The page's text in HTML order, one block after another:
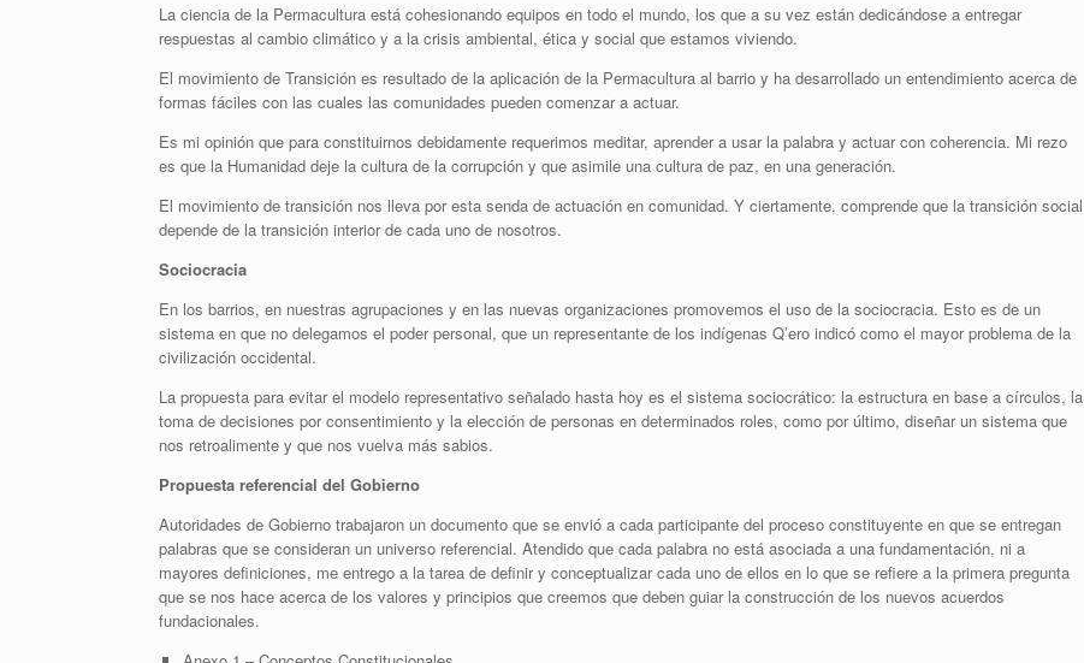
La ciencia de la Permacultura está cohesionando equipos en todo el mundo, los que a su vez están dedicándose a entregar
respuestas al cambio climático y a la crisis ambiental, ética y social que estamos viviendo.
El movimiento de Transición es resultado de la aplicación de la Permacultura al barrio y ha desarrollado un entendimiento acerca de
formas fáciles con las cuales las comunidades pueden comenzar a actuar.
Es mi opinión que para constituirnos debidamente requerimos meditar, aprender a usar la palabra y actuar con coherencia. Mi rezo
es que la Humanidad deje la cultura de la corrupción y que asimile una cultura de paz, en una generación.
El movimiento de transición nos lleva por esta senda de actuación en comunidad. Y ciertamente, comprende que la transición social
depende de la transición interior de cada uno de nosotros.
Sociocracia
En los barrios, en nuestras agrupaciones y en las nuevas organizaciones promovemos el uso de la sociocracia. Esto es de un
sistema en que no delegamos el poder personal, que un representante de los indígenas Q’ero indicó como el mayor problema de la
civilización occidental.
La propuesta para evitar el modelo representativo señalado hasta hoy es el sistema sociocrático: la estructura en base a círculos, la
toma de decisiones por consentimiento y la elección de personas en determinados roles, como por último, diseñar un sistema que
nos retroalimente y que nos vuelva más sabios.
Propuesta referencial del Gobierno
Autoridades de Gobierno trabajaron un documento que se envió a cada participante del proceso constituyente en que se entregan
palabras que se consideran un universo referencial. Atendido que cada palabra no está asociada a una fundamentación, ni a
mayores definiciones, me entrego a la tarea de definir y conceptualizar cada uno de ellos en lo que se refiere a la primera pregunta
que se nos hace acerca de los valores y principios que creemos que deben guiar la construcción de los nuevos acuerdos
fundacionales.